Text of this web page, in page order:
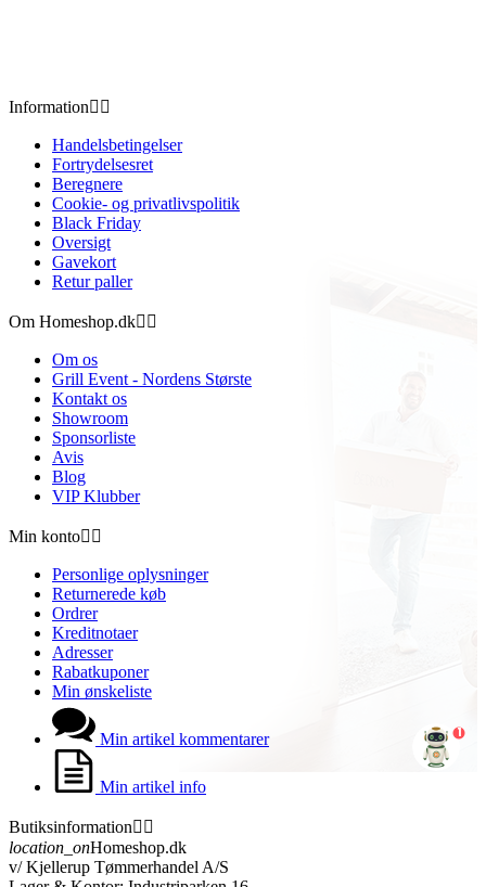
Information 
Handelsbetingelser
Fortrydelsesret
Beregnere
Cookie- og privatlivspolitik
Black Friday
Oversigt
Gavekort
Retur paller
Om Homeshop.dk 
Om os
Grill Event - Nordens Største
Kontakt os
Showroom
Sponsorliste
Avis
Blog
VIP Klubber
Min konto 
Personlige oplysninger
Returnerede køb
Ordrer
Kreditnotaer
Adresser
Rabatkuponer
Min ønskeliste
Min artikel kommentarer
Min artikel info
Butiksinformation 
location_onHomeshop.dk
v/ Kjellerup Tømmerhandel A/S
1